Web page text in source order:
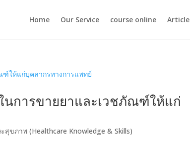
Home Our Service course online Article
นการขายยาและเวชภัณฑ์ให้แก่
สุขภาพ (Healthcare Knowledge & Skills)